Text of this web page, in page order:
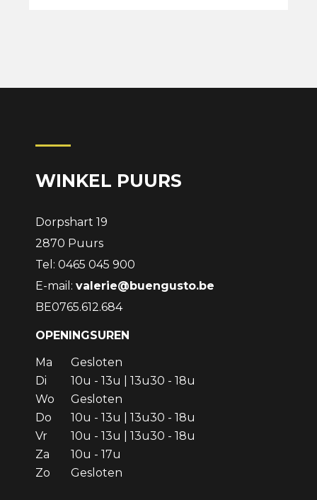
WINKEL PUURS
Dorpshart 19
2870 Puurs
Tel: 0465 045 900
E-mail: valerie@buengusto.be
BE0765.612.684
OPENINGSUREN
Ma
Gesloten
Di
10u - 13u | 13u30 - 18u
Wo
Gesloten
Do
10u - 13u | 13u30 - 18u
Vr
10u - 13u | 13u30 - 18u
Za
10u - 17u
Zo
Gesloten